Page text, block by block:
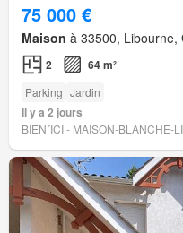
75 000 €
Maison à 33500, Libourne,
2 64 m²
Parking Jardin
Il y a 2 jours
BIEN´ICI - MAISON-BLANCHE-